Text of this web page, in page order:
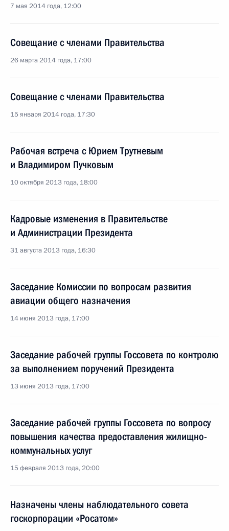
7 мая 2014 года, 12:00
Совещание с членами Правительства
26 марта 2014 года, 17:00
Совещание с членами Правительства
15 января 2014 года, 17:30
Рабочая встреча с Юрием Трутневым
и Владимиром Пучковым
10 октября 2013 года, 18:00
Кадровые изменения в Правительстве
и Администрации Президента
31 августа 2013 года, 16:30
Заседание Комиссии по вопросам развития
авиации общего назначения
14 июня 2013 года, 17:00
Заседание рабочей группы Госсовета по контролю
за выполнением поручений Президента
13 июня 2013 года, 17:00
Заседание рабочей группы Госсовета по вопросу
повышения качества предоставления жилищно-
коммунальных услуг
15 февраля 2013 года, 20:00
Назначены члены наблюдательного совета
госкорпорации «Росатом»